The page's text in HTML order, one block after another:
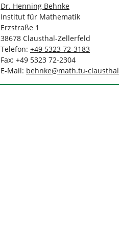
Dr. Henning Behnke
Institut für Mathematik
Erzstraße 1
38678 Clausthal-Zellerfeld
Telefon: +49 5323 72-3183
Fax: +49 5323 72-2304
E-Mail: behnke@math.tu-clausthal